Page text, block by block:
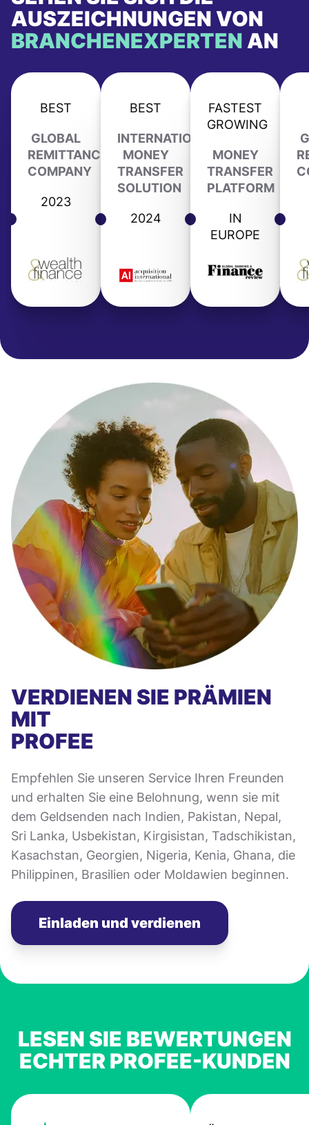
AUSZEICHNUNGEN VON
BRANCHENEXPERTEN AN
BEST
GLOBAL
REMITTANCE
COMPANY
2023
BEST
INTERNATIONAL
MONEY
TRANSFER
SOLUTION
2024
FASTEST
GROWING
MONEY
TRANSFER
PLATFORM
IN
EUROPE
VERDIENEN SIE PRÄMIEN
MIT
PROFEE
Empfehlen Sie unseren Service Ihren Freunden
und erhalten Sie eine Belohnung, wenn sie mit
dem Geldsenden nach Indien, Pakistan, Nepal,
Sri Lanka, Usbekistan, Kirgisistan, Tadschikistan,
Kasachstan, Georgien, Nigeria, Kenia, Ghana, die
Philippinen, Brasilien oder Moldawien beginnen.
Einladen und verdienen
LESEN SIE BEWERTUNGEN
ECHTER PROFEE-KUNDEN